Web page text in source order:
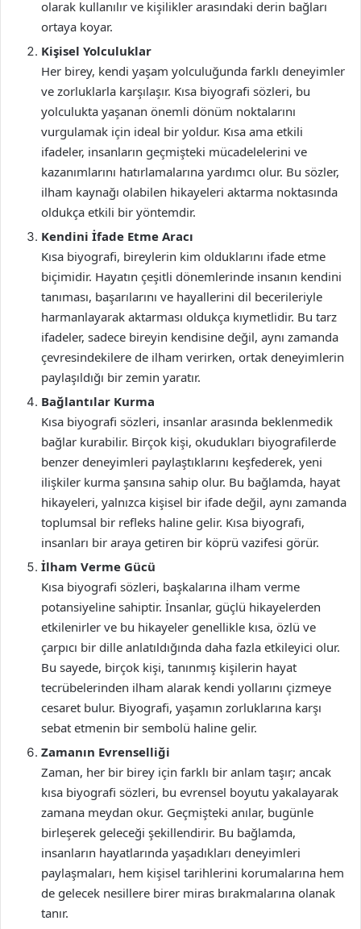
olarak kullanılır ve kişilikler arasındaki derin bağları
ortaya koyar.
Kişisel Yolculuklar
Her birey, kendi yaşam yolculuğunda farklı deneyimler
ve zorluklarla karşılaşır. Kısa biyografi sözleri, bu
yolculukta yaşanan önemli dönüm noktalarını
vurgulamak için ideal bir yoldur. Kısa ama etkili
ifadeler, insanların geçmişteki mücadelelerini ve
kazanımlarını hatırlamalarına yardımcı olur. Bu sözler,
ilham kaynağı olabilen hikayeleri aktarma noktasında
oldukça etkili bir yöntemdir.
Kendini İfade Etme Aracı
Kısa biyografi, bireylerin kim olduklarını ifade etme
biçimidir. Hayatın çeşitli dönemlerinde insanın kendini
tanıması, başarılarını ve hayallerini dil becerileriyle
harmanlayarak aktarması oldukça kıymetlidir. Bu tarz
ifadeler, sadece bireyin kendisine değil, aynı zamanda
çevresindekilere de ilham verirken, ortak deneyimlerin
paylaşıldığı bir zemin yaratır.
Bağlantılar Kurma
Kısa biyografi sözleri, insanlar arasında beklenmedik
bağlar kurabilir. Birçok kişi, okudukları biyografilerde
benzer deneyimleri paylaştıklarını keşfederek, yeni
ilişkiler kurma şansına sahip olur. Bu bağlamda, hayat
hikayeleri, yalnızca kişisel bir ifade değil, aynı zamanda
toplumsal bir refleks haline gelir. Kısa biyografi,
insanları bir araya getiren bir köprü vazifesi görür.
İlham Verme Gücü
Kısa biyografi sözleri, başkalarına ilham verme
potansiyeline sahiptir. İnsanlar, güçlü hikayelerden
etkilenirler ve bu hikayeler genellikle kısa, özlü ve
çarpıcı bir dille anlatıldığında daha fazla etkileyici olur.
Bu sayede, birçok kişi, tanınmış kişilerin hayat
tecrübelerinden ilham alarak kendi yollarını çizmeye
cesaret bulur. Biyografi, yaşamın zorluklarına karşı
sebat etmenin bir sembolü haline gelir.
Zamanın Evrenselliği
Zaman, her bir birey için farklı bir anlam taşır; ancak
kısa biyografi sözleri, bu evrensel boyutu yakalayarak
zamana meydan okur. Geçmişteki anılar, bugünle
birleşerek geleceği şekillendirir. Bu bağlamda,
insanların hayatlarında yaşadıkları deneyimleri
paylaşmaları, hem kişisel tarihlerini korumalarına hem
de gelecek nesillere birer miras bırakmalarına olanak
tanır.